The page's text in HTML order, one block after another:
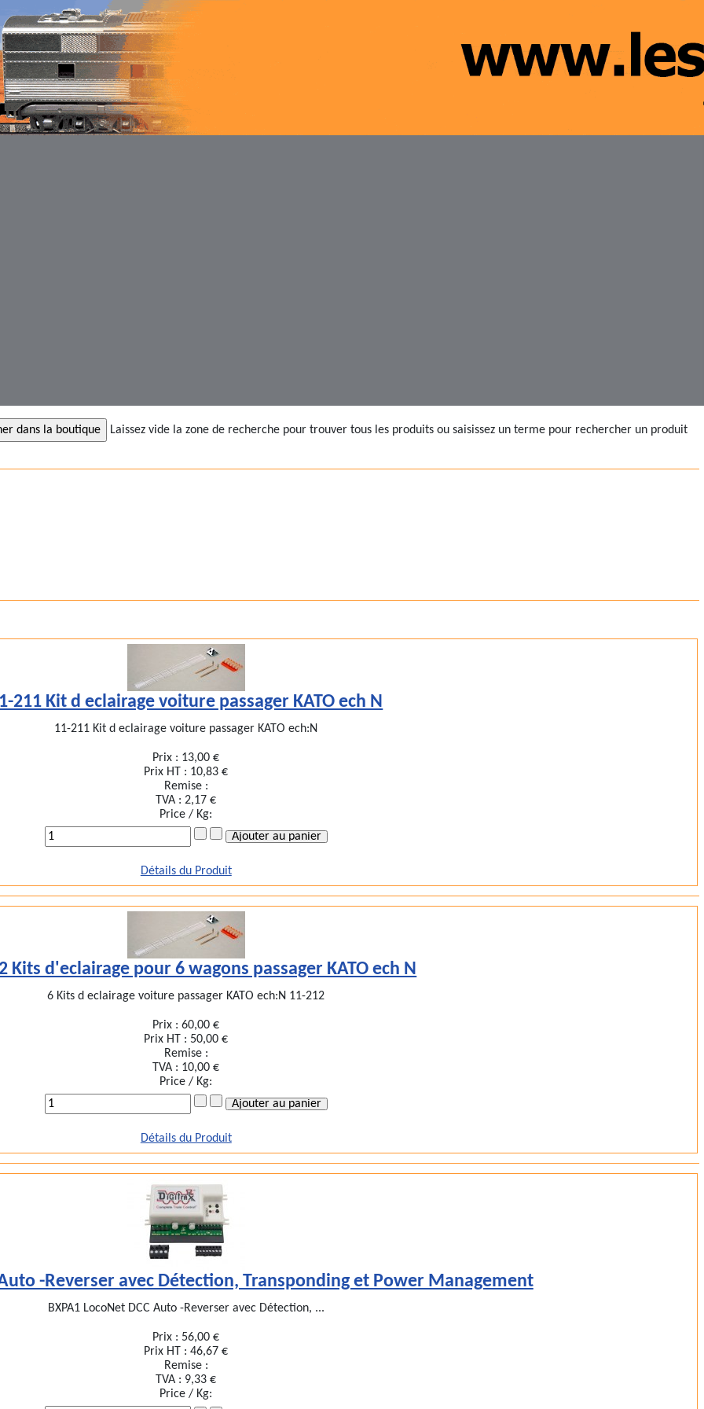
Laissez vide la zone de recherche pour trouver tous les produits ou saisissez un terme pour rechercher un produit
211 Kit d eclairage voiture passager KATO ech N
11-211 Kit d eclairage voiture passager KATO ech:N
Prix : 13,00 €
Prix HT : 10,83 €
Remise :
TVA :2,17 €
Price / Kg:
Détails du Produit
Kits d'eclairage pour 6 wagons passager KATO ech N
6 Kits d eclairage voiture passager KATO ech:N 11-212
Prix :60,00 €
Prix HT : 50,00 €
Remise :
TVA : 10,00 €
Price / Kg:
Détails du Produit
Auto -Reverser avec Détection, Transponding et Power Management
BXPA1 LocoNet DCC Auto -Reverser avec Détection, ...
Prix : 56,00 €
Prix HT :46,67 €
Remise :
TVA : 9,33 €
Price / Kg: